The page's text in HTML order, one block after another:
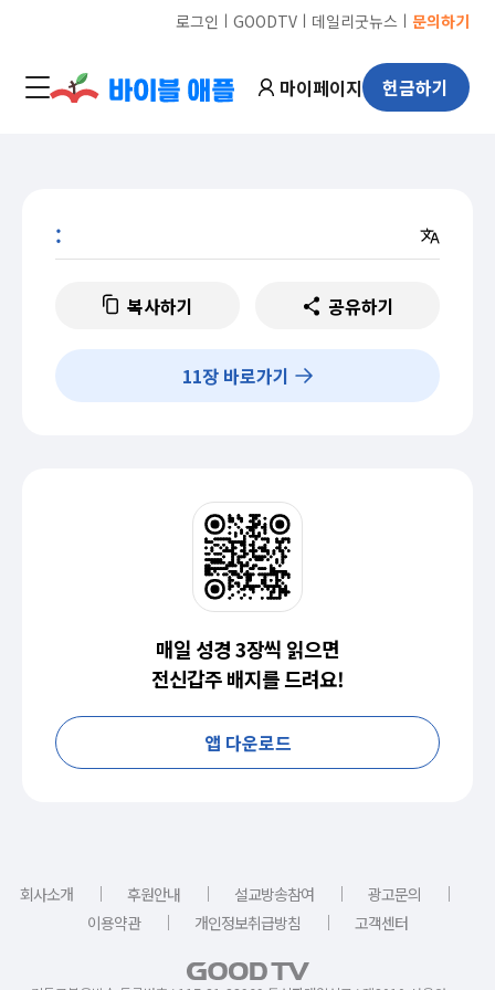
로그인 ㅣ GOODTVㅣ 데일리굿뉴스 ㅣ 문의하기
마이페이지 헌금하기
:
복사하기 공유하기
11장 바로가기
매일 성경 3장씩 읽으면
전신갑주 배지를 드려요!
앱 다운로드
회사소개 ｜ 후원안내 ｜ 설교방송참여 ｜ 광고문의
｜
이용약관
｜ 개인정보취급방침 ｜ 고객센터